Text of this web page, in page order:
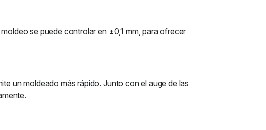
se puede controlar en ±0,1 mm, para ofrecer
un moldeado más rápido. Junto con el auge de las